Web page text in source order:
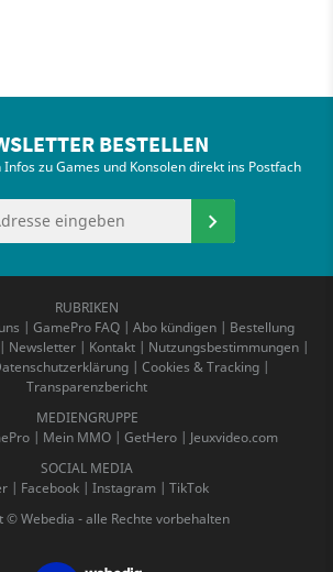
BESTELLEN
zu Games und Konsolen direkt ins Postfach
RUBRIKEN
| GamePro FAQ| Abo kündigen| Bestellung
| Newsletter | Kontakt | Nutzungsbestimmungen |
| Cookies & Tracking|
Transparenzbericht
MEDIENGRUPPE
| Mein MMO | GetHero | Jeuxvideo.com
SOCIAL MEDIA
| Facebook | Instagram | TikTok
© Webedia - alle Rechte vorbehalten